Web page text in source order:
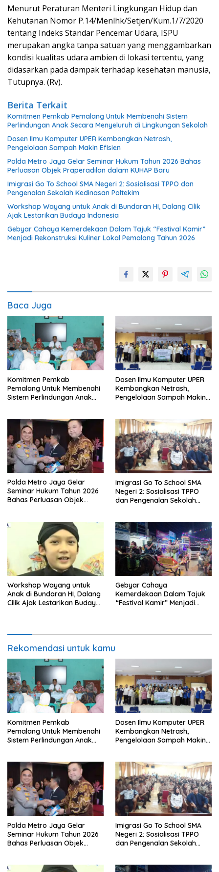
Menurut Peraturan Menteri Lingkungan Hidup dan
Kehutanan Nomor P.14/Menlhk/Setjen/Kum.1/7/2020
tentang Indeks Standar Pencemar Udara, ISPU
merupakan angka tanpa satuan yang menggambarkan
kondisi kualitas udara ambien di lokasi tertentu, yang
didasarkan pada dampak terhadap kesehatan manusia,
Tutupnya. (Rv).
Berita Terkait
Komitmen Pemkab Pemalang Untuk Membenahi Sistem
Perlindungan Anak Secara Menyeluruh di Lingkungan Sekolah
Dosen Ilmu Komputer UPER Kembangkan Netrash,
Pengelolaan Sampah Makin Efisien
Polda Metro Jaya Gelar Seminar Hukum Tahun 2026 Bahas
Perluasan Objek Praperadilan dalam KUHAP Baru
Imigrasi Go To School SMA Negeri 2: Sosialisasi TPPO dan
Pengenalan Sekolah Kedinasan Poltekim
Workshop Wayang untuk Anak di Bundaran HI, Dalang Cilik
Ajak Lestarikan Budaya Indonesia
Gebyar Cahaya Kemerdekaan Dalam Tajuk “Festival Kamir”
Menjadi Rekonstruksi Kuliner Lokal Pemalang Tahun 2026
Baca Juga
Komitmen Pemkab
Pemalang Untuk Membenahi
Sistem Perlindungan Anak
Dosen Ilmu Komputer UPER
Kembangkan Netrash,
Pengelolaan Sampah Makin
Polda Metro Jaya Gelar
Seminar Hukum Tahun 2026
Bahas Perluasan Objek
Imigrasi Go To School SMA
Negeri 2: Sosialisasi TPPO
dan Pengenalan Sekolah
Workshop Wayang untuk
Anak di Bundaran HI, Dalang
Cilik Ajak Lestarikan Budaya
Gebyar Cahaya
Kemerdekaan Dalam Tajuk
“Festival Kamir” Menjadi
Rekomendasi untuk kamu
Komitmen Pemkab
Pemalang Untuk Membenahi
Sistem Perlindungan Anak
Dosen Ilmu Komputer UPER
Kembangkan Netrash,
Pengelolaan Sampah Makin
Polda Metro Jaya Gelar
Seminar Hukum Tahun 2026
Bahas Perluasan Objek
Imigrasi Go To School SMA
Negeri 2: Sosialisasi TPPO
dan Pengenalan Sekolah